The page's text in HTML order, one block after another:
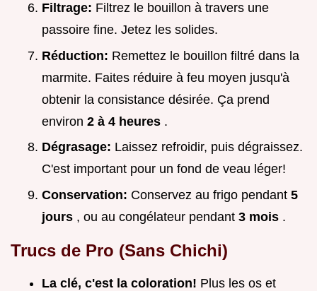
Filtrage: Filtrez le bouillon à travers une
passoire fine. Jetez les solides.
Réduction: Remettez le bouillon filtré dans la
marmite. Faites réduire à feu moyen jusqu'à
obtenir la consistance désirée. Ça prend
environ 2 à 4 heures .
Dégrasage: Laissez refroidir, puis dégraissez.
C'est important pour un fond de veau léger!
Conservation: Conservez au frigo pendant 5
jours , ou au congélateur pendant 3 mois .
Trucs de Pro (Sans Chichi)
La clé, c'est la coloration! Plus les os et